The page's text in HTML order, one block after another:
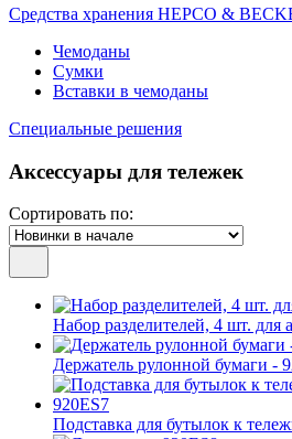
Средства хранения HEPCO &
Чемоданы
Сумки
Вставки в чемоданы
Специальные решения
Аксессуары для тележек
Сортировать по:
Набор разделителей, 4 шт. для
Держатель рулонной бумаги -
Подставка для бутылок к